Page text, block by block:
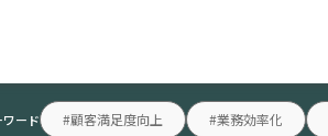
ード #顧客満足度向上 #業務効率化